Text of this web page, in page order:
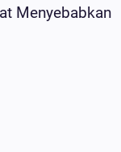
Menyebabkan